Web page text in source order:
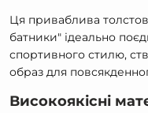
Ця приваблива
батники" ідеально
спортивного стилю,
образ для
Високоякісні